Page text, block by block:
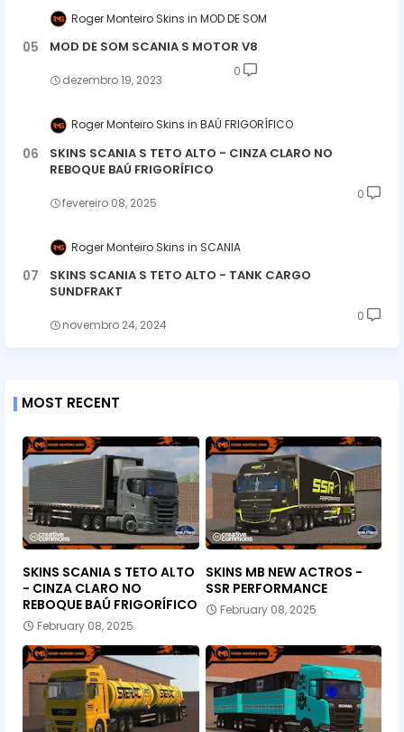
Roger Monteiro Skins MOD DE SOM
MOD DE SOM SCANIA S MOTOR V8
dezembro 19, 2023
0
Roger Monteiro Skins BAÚ FRIGORÍFICO
SKINS SCANIA S TETO ALTO - CINZA CLARO NO
REBOQUE BAÚ FRIGORÍFICO
fevereiro 08, 2025
0
Roger Monteiro Skins SCANIA
SKINS SCANIA S TETO ALTO - TANK CARGO
SUNDFRAKT
novembro 24, 2024
0
MOST RECENT
SKINS SCANIA S TETO ALTO
- CINZA CLARO NO
REBOQUE BAÚ FRIGORÍFICO
February 08, 2025
SKINS MB NEW ACTROS -
SSR PERFORMANCE
February 08, 2025